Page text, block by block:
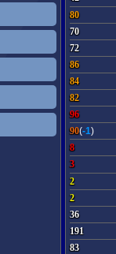
80
70
72
86
84
82
96
90(-1)
8
3
2
2
36
191
83